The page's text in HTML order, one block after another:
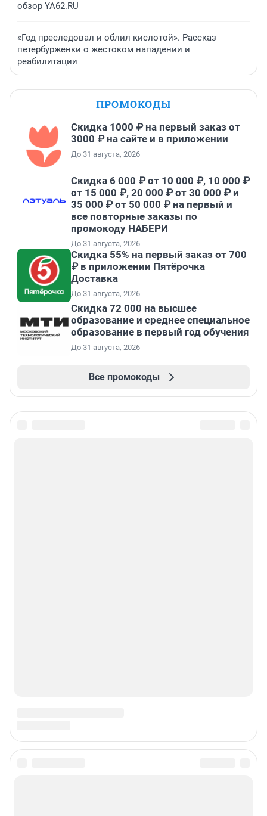
обзор YA62.RU
«Год преследовал и облил кислотой». Рассказ
петербурженки о жестоком нападении и
реабилитации
ПРОМОКОДЫ
Скидка 1000 ₽ на первый заказ от
3000 ₽ на сайте и в приложении
До 31 августа, 2026
Скидка 6 000 ₽ от 10 000 ₽, 10 000 ₽
от 15 000 ₽, 20 000 ₽ от 30 000 ₽ и
35 000 ₽ от 50 000 ₽ на первый и
все повторные заказы по
промокоду НАБЕРИ
До 31 августа, 2026
Скидка 55% на первый заказ от 700
₽ в приложении Пятёрочка
Доставка
До 31 августа, 2026
Скидка 72 000 на высшее
образование и среднее специальное
образование в первый год обучения
До 31 августа, 2026
Все промокоды